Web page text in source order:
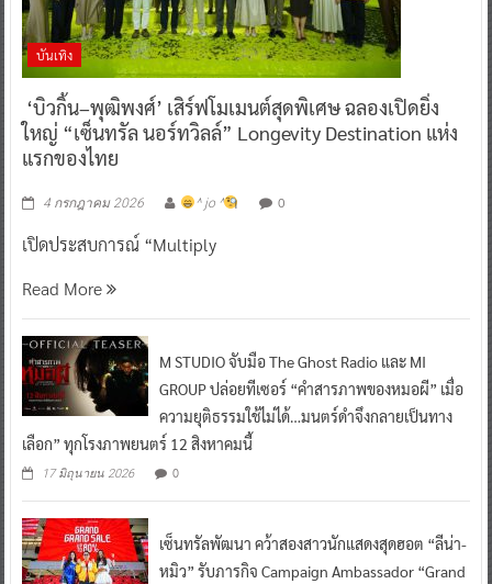
บันเทิง
‘บิวกิ้น–พุฒิพงศ์’ เสิร์ฟโมเมนต์สุดพิเศษ ฉลองเปิดยิ่ง
ใหญ่ “เซ็นทรัล นอร์ทวิลล์” Longevity Destination แห่ง
แรกของไทย
4 กรกฎาคม 2026 ^ jo ^ 0
เปิดประสบการณ์ “Multiply
Read More
M STUDIO จับมือ The Ghost Radio และ MI
GROUP ปล่อยทีเซอร์ “คำสารภาพของหมอผี” เมื่อ
ความยุติธรรมใช้ไม่ได้…มนตร์ดำจึงกลายเป็นทาง
เลือก” ทุกโรงภาพยนตร์ 12 สิงหาคมนี้
17 มิถุนายน 2026 0
เซ็นทรัลพัฒนา คว้าสองสาวนักแสดงสุดฮอต “ลีน่า-
หมิว” รับภารกิจ Campaign Ambassador “Grand